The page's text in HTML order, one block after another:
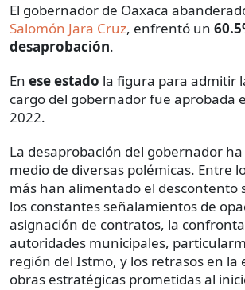
El gobernador de Oaxaca
Salomón Jara Cruz, enfrentó un
desaprobación.
En ese estado la figura para admitir
cargo del gobernador fue aprobada
2022.
La desaprobación del gobernador
medio de diversas polémicas. Entre
más han alimentado el descontento
los constantes señalamientos de
asignación de contratos, la
autoridades municipales,
región del Istmo, y los retrasos en la
obras estratégicas prometidas al